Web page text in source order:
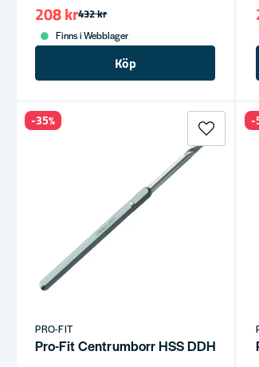
432 kr
208 kr
Finns i Webblager
Köp
PRO-FIT
Pro-Fit Centrumborr HSS DDH2MP
-35% -